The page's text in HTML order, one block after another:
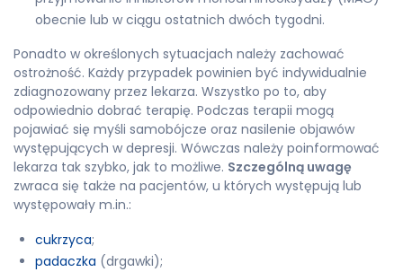
obecnie lub w ciągu ostatnich dwóch tygodni.
Ponadto w określonych sytuacjach należy zachować
ostrożność. Każdy przypadek powinien być indywidualnie
zdiagnozowany przez lekarza. Wszystko po to, aby
odpowiednio dobrać terapię. Podczas terapii mogą
pojawiać się myśli samobójcze oraz nasilenie objawów
występujących w depresji. Wówczas należy poinformować
lekarza tak szybko, jak to możliwe. Szczególną uwagę
zwraca się także na pacjentów, u których występują lub
występowały m.in.:
cukrzyca;
padaczka (drgawki);